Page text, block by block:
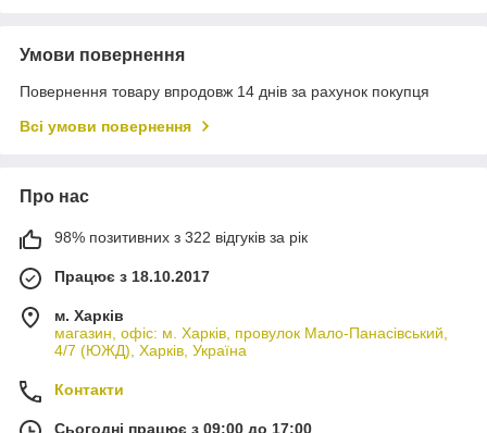
Умови повернення
Повернення товару впродовж 14 днів за рахунок покупця
Всі умови повернення
Про нас
98% позитивних з 322 відгуків за рік
Працює з 18.10.2017
м. Харків
магазин, офіс: м. Харків, провулок Мало-Панасівський,
4/7 (ЮЖД), Харків, Україна
Контакти
Сьогодні працює з 09:00 до 17:00